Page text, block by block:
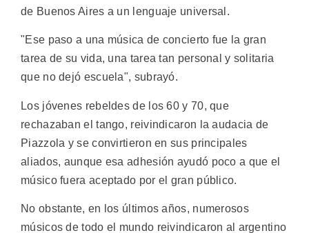
de Buenos Aires a un lenguaje universal.
"Ese paso a una música de concierto fue la gran
tarea de su vida, una tarea tan personal y solitaria
que no dejó escuela", subrayó.
Los jóvenes rebeldes de los 60 y 70, que
rechazaban el tango, reivindicaron la audacia de
Piazzola y se convirtieron en sus principales
aliados, aunque esa adhesión ayudó poco a que el
músico fuera aceptado por el gran público.
No obstante, en los últimos años, numerosos
músicos de todo el mundo reivindicaron al argentino